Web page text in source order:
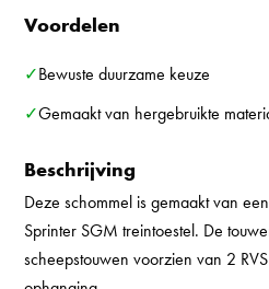
Voordelen
✓Bewuste duurzame keuze
✓Gemaakt van hergebruikte
Beschrijving
Deze schommel is gemaakt van
Sprinter SGM treintoestel. De
scheepstouwen voorzien van 2